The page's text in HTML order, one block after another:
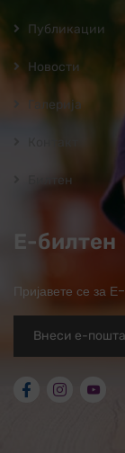
Публикации
Новости
Галерија
Билтен
Е-билтен
Пријавете се за Е-